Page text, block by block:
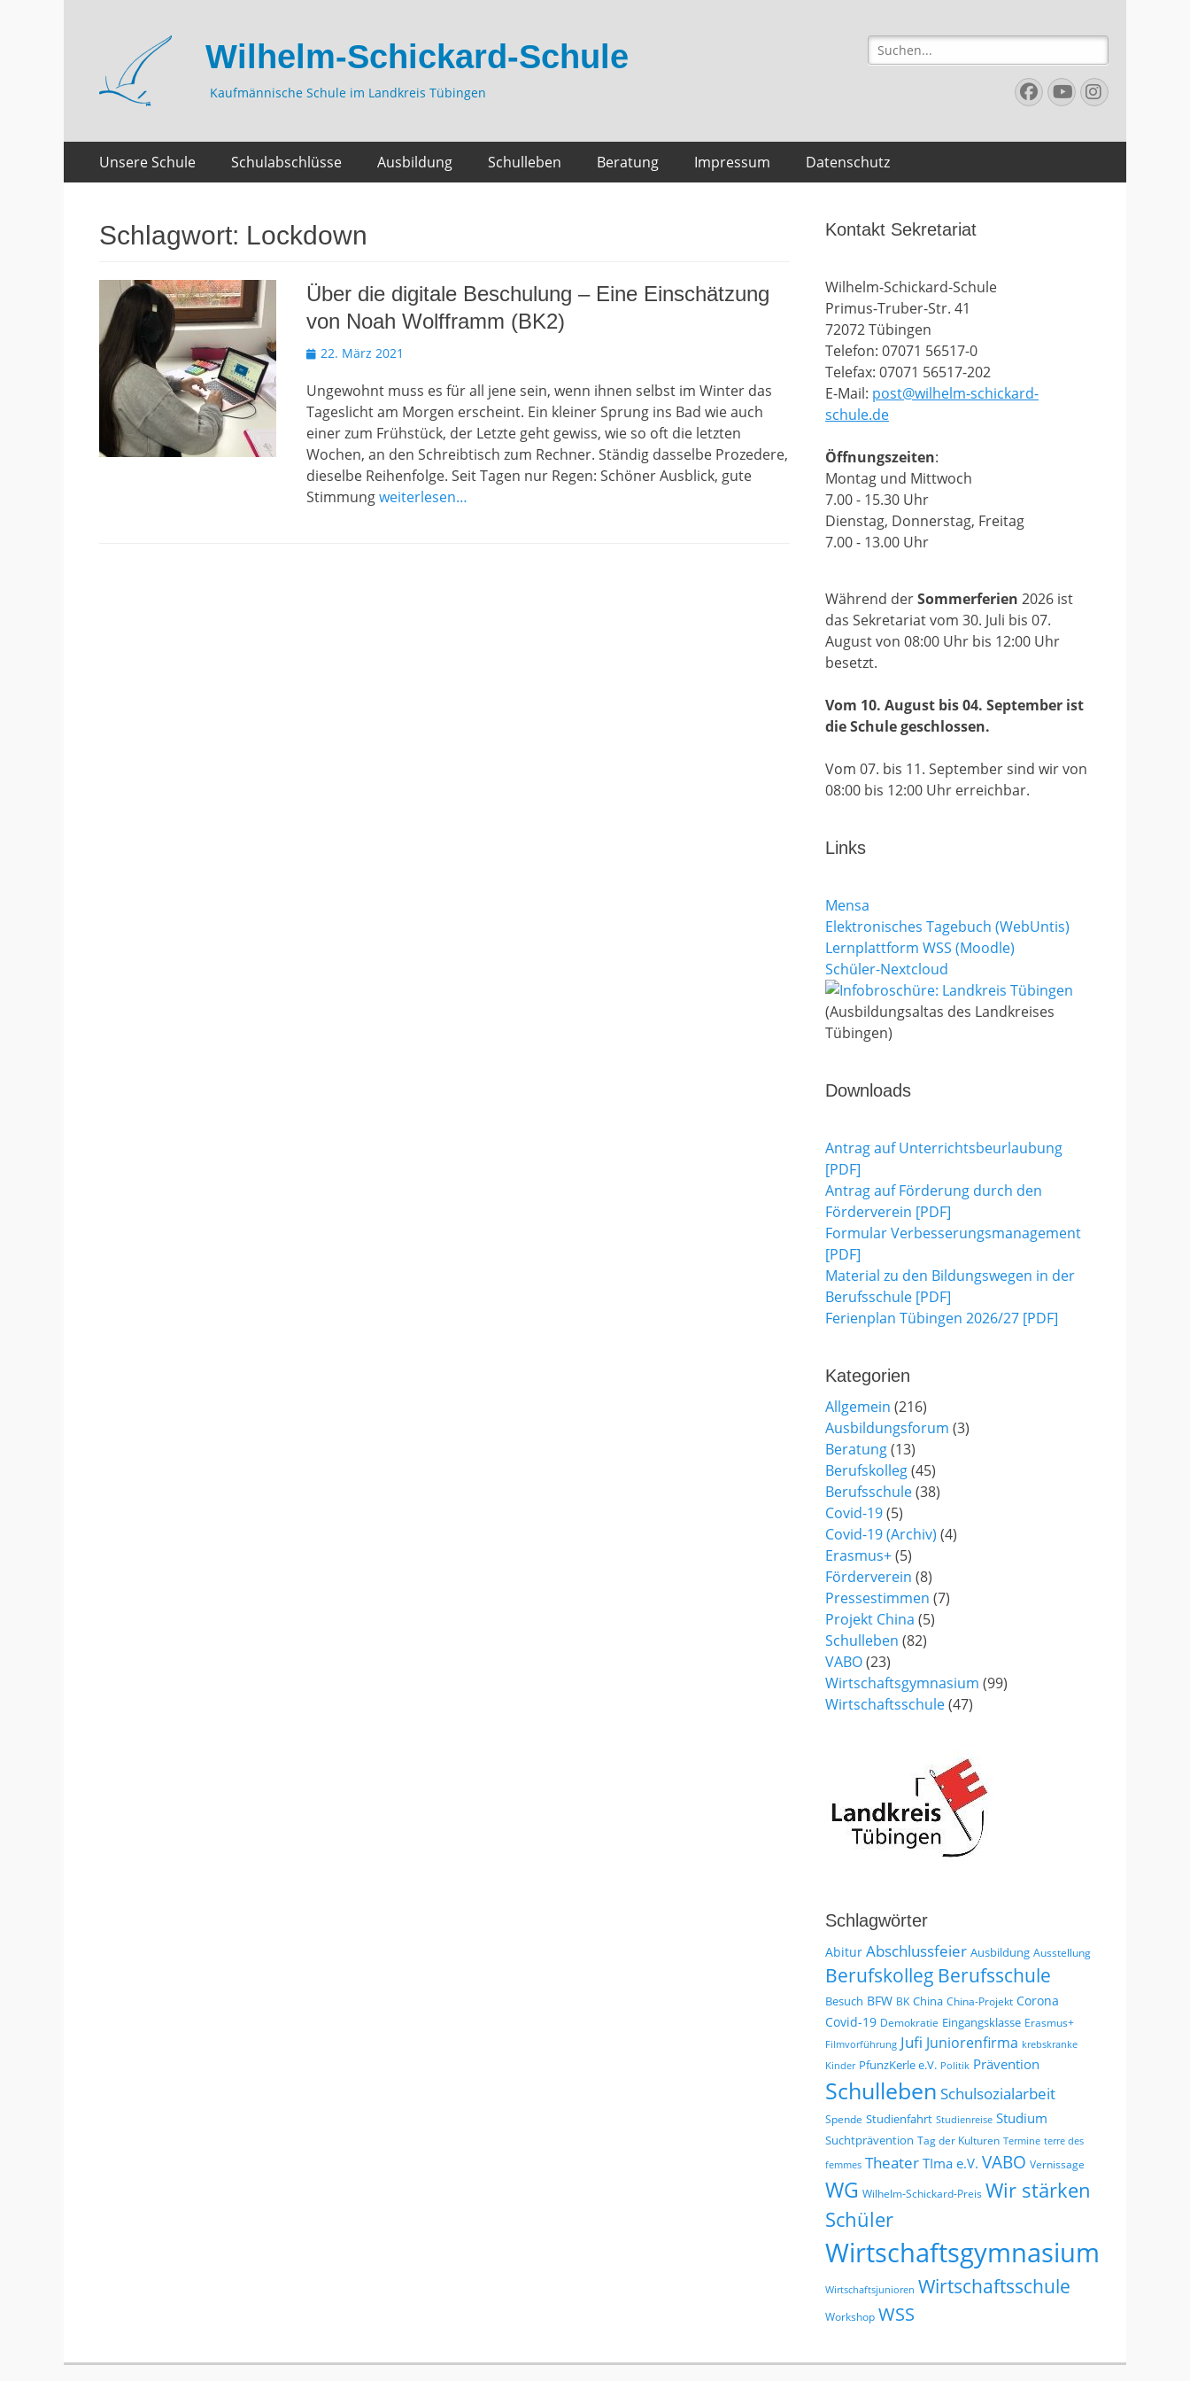
Wilhelm-Schickard-Schule
Kaufmännische Schule im Landkreis Tübingen
Suchen
nach:
Facebook
YouTube
Primäres
Menü
Inhalt
Unsere Schule Schulabschlüsse Ausbildung Schulleben Beratung Impressum Datenschutz
Schlagwort: Lockdown
Über die digitale Beschulung – Eine Einschätzung
von Noah Wolfframm (BK2)
Veröffentlicht
22. März 2021
Ungewohnt muss es für all jene sein, wenn ihnen selbst im Winter das
Tageslicht am Morgen erscheint. Ein kleiner Sprung ins Bad wie auch
einer zum Frühstück, der Letzte geht gewiss, wie so oft die letzten
Wochen, an den Schreibtisch zum Rechner. Ständig dasselbe Prozedere,
dieselbe Reihenfolge. Seit Tagen nur Regen: Schöner Ausblick, gute
Stimmungweiterlesen…
Kontakt Sekretariat
Wilhelm-Schickard-Schule
Primus-Truber-Str. 41
72072 Tübingen
Telefon: 07071 56517-0
Telefax: 07071 56517-202
E-Mail: post@wilhelm-schickard-
schule.de
Öffnungszeiten:
Montag und Mittwoch
7.00 - 15.30 Uhr
Dienstag, Donnerstag, Freitag
7.00 - 13.00 Uhr
Während derSommerferien 2026 ist
das Sekretariat vom 30. Juli bis 07.
August von 08:00 Uhr bis 12:00 Uhr
besetzt.
Vom 10. August bis 04. September ist
die Schule geschlossen.
Vom 07. bis 11. September sind wir von
08:00 bis 12:00 Uhr erreichbar.
Links
Mensa
Elektronisches Tagebuch (WebUntis)
Lernplattform WSS (Moodle)
Schüler-Nextcloud
(Ausbildungsaltas des Landkreises
Tübingen)
Downloads
Antrag auf Unterrichtsbeurlaubung
[PDF]
Antrag auf Förderung durch den
Förderverein [PDF]
Formular Verbesserungsmanagement
[PDF]
Material zu den Bildungswegen in der
Berufsschule [PDF]
Ferienplan Tübingen 2026/27 [PDF]
Kategorien
Allgemein (216)
Ausbildungsforum (3)
Beratung(13)
Berufskolleg(45)
Berufsschule(38)
Covid-19(5)
Covid-19 (Archiv) (4)
Erasmus+(5)
Förderverein (8)
Pressestimmen (7)
Projekt China (5)
Schulleben (82)
VABO(23)
Wirtschaftsgymnasium (99)
Wirtschaftsschule(47)
Schlagwörter
Abitur Abschlussfeier Ausbildung Ausstellung
Berufskolleg Berufsschule
Besuch BFW BK China China-Projekt Corona
Covid-19 Demokratie Eingangsklasse Erasmus+
Filmvorführung Jufi Juniorenfirma krebskranke
Kinder PfunzKerle e.V. Politik Prävention
Schulleben Schulsozialarbeit
Spende Studienfahrt Studienreise Studium
Suchtprävention Tag der Kulturen Termine terre des
femmes Theater TIma e.V. VABO Vernissage
WG Wilhelm-Schickard-Preis Wir stärken
Schüler
Wirtschaftsgymnasium
Wirtschaftsjunioren Wirtschaftsschule
Workshop WSS